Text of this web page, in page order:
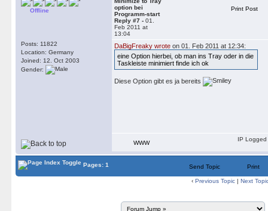
Offline
Posts: 11822
Location: Germany
Joined: 12. Oct 2003
Gender:
option bei
Programm-start
Reply #7 - 01.
Feb 2011 at
13:04
Print Post
DaBigFreaky wrote on 01. Feb 2011 at 12:34:
eine Option hierbei, ob man ins Tray oder in die
Taskleiste minimiert finde ich ok
Diese Option gibt es ja bereits
WWW
IP Logged
Pages: 1 Send Topic Print
‹ Previous Topic | Next